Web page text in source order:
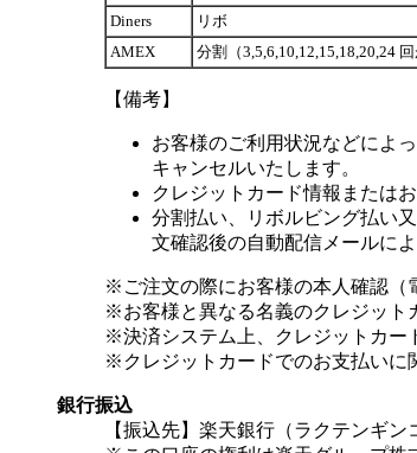
Diners
リボ
AMEX
分割（3,5,6,10,12,15,18,20,24
【備考】
お客様のご利用状況などによ
キャンセルいたします。
クレジットカード情報または
分割払い、リボルビング払い
文確認後の自動配信メールによ
※ご注文の際にお客様の本人確認（
※お客様と異なる名義のクレジット
※決済システム上、クレジットカー
※クレジットカードでのお支払いに
銀行振込
【振込先】楽天銀行（ラクテンギ